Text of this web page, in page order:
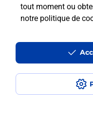
tout moment ou
notre politique de
Accessibilité :
Conditions contractuelles
Mentions légales